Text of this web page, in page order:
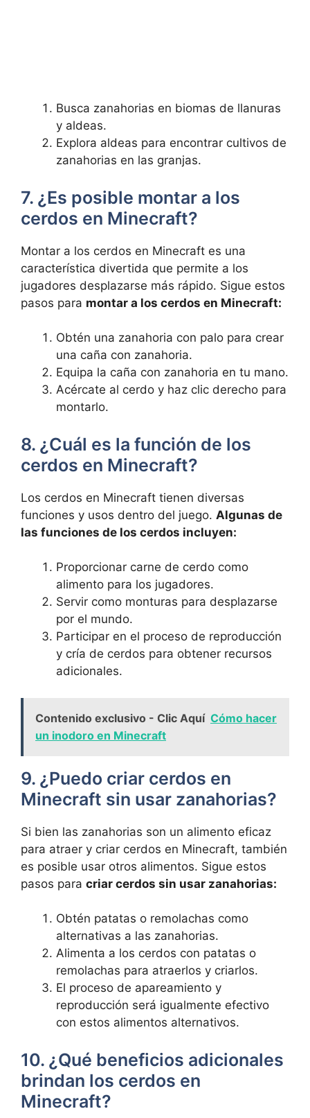
Busca zanahorias en biomas ⁣de llanuras
y aldeas.
Explora aldeas para‍ encontrar cultivos de
zanahorias en las granjas.
7. ¿Es posible montar a los
cerdos en Minecraft?
Montar a los​ cerdos en Minecraft es una
característica divertida que permite ⁢a los
jugadores desplazarse​ más rápido. Sigue estos
pasos para montar a los cerdos⁣ en Minecraft:
Obtén una⁣ zanahoria con palo para crear
una caña con zanahoria.
Equipa la caña con zanahoria en tu mano.
Acércate al cerdo y haz clic derecho ⁢para
montarlo.
8. ¿Cuál es la función de los
cerdos en Minecraft?
Los cerdos en‌ Minecraft ⁤tienen diversas⁣
funciones y ‌usos dentro del ‌juego. Algunas de
las funciones de los cerdos incluyen:
Proporcionar carne de cerdo como
alimento para los ​jugadores.
Servir como monturas para desplazarse
por el mundo.
Participar en el proceso de reproducción
‍y cría de cerdos para ‌obtener recursos
adicionales.
Contenido exclusivo - Clic Aquí Cómo hacer
un inodoro en Minecraft
9. ¿Puedo criar ⁣cerdos en
Minecraft sin⁣ usar zanahorias?
Si bien las zanahorias son un alimento eficaz
para atraer y criar cerdos en Minecraft, también
es posible usar otros alimentos. Sigue estos
pasos para criar cerdos sin usar zanahorias:
Obtén patatas ‍o remolachas como
alternativas a las zanahorias.
Alimenta ⁤a los cerdos con patatas o
remolachas⁣ para atraerlos y criarlos.
El proceso de apareamiento ⁤y
reproducción será igualmente efectivo
con estos alimentos​ alternativos.
10. ¿Qué beneficios adicionales‌
brindan ‌los cerdos en‌
Minecraft?